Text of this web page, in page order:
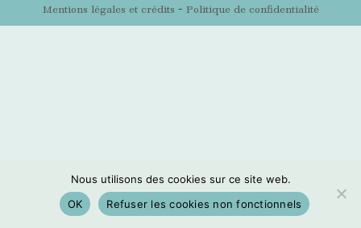
Mentions légales et crédits - Politique de confidentialité
Nous utilisons des cookies sur ce site web.
OK
Refuser les cookies non fonctionnels